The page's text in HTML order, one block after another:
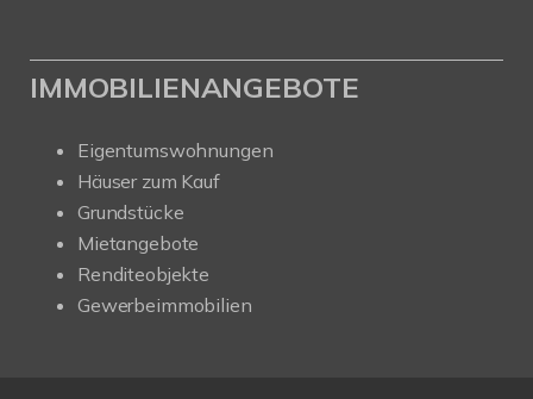
IMMOBILIENANGEBOTE
Eigentumswohnungen
Häuser zum Kauf
Grundstücke
Mietangebote
Renditeobjekte
Gewerbeimmobilien